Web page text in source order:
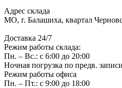
Адрес склада
МО, г. Балашиха, квартал
Доставка 24/7
Режим работы склада:
Пн. – Вс.: с 6:00 до 20:00
Ночная погрузка по предв. записи
Режим работы офиса
Пн. – Пт.: с 9:00 до 18:00